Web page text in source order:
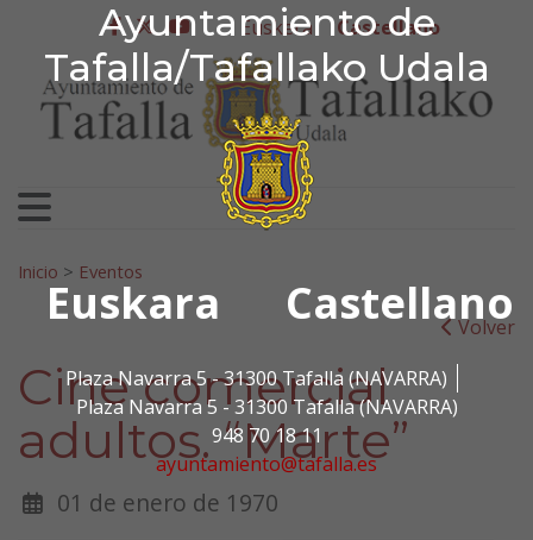
Ayuntamiento de
Tafalla/Tafallako Udala
Euskara Castellano
Plaza Navarra 5 - 31300 Tafalla (NAVARRA)
Plaza Navarra 5 - 31300 Tafalla (NAVARRA)
948 70 18 11
ayuntamiento@tafalla.es
Ir al contenido
Ayuntamiento de
facebook
twitter
youtube
Euskera Castellano
Search for:
Inicio > Eventos
Volver
Cine comercial
adultos. “Marte”
01 de enero de 1970